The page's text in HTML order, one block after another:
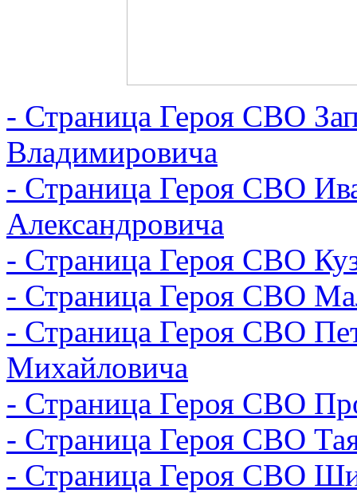
- Страница Героя СВО
Владимировича
- Страница Героя СВО
Александровича
- Страница Героя СВО
- Страница Героя СВО
- Страница Героя СВО
Михайловича
- Страница Героя СВО
- Страница Героя СВО
- Страница Героя СВО